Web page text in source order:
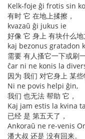
Kelk-foje ĝi frotis sin
有时 它 在地上揉擦，
kvazaŭ ĝi jukus ie
好像 它 身上 有块什么地
kaj bezonus gratadon
需要 有人搔它一下或刷一
ĉar ni ne konis la
因为 我们 对它身上 某些
Ni ne povis helpi ĝin,
我们 也无法 帮助 它，
Kaj jam estis la kvina
已经 是 第五天了，
Ankoraŭ ne re-venis
潘大叔 还是 没有回来。